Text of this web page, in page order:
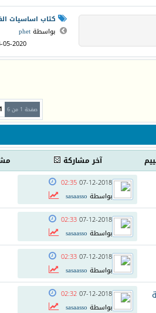
كتاب اساسيات
بواسطةphet
05-2020
صفحة 1 من 6 1
آخر مشاركة
07-12-2018
02:35
بواسطة sasaasso
07-12-2018
02:33
بواسطة sasaasso
07-12-2018
02:33
بواسطة sasaasso
07-12-2018
02:32
بواسطة sasaasso